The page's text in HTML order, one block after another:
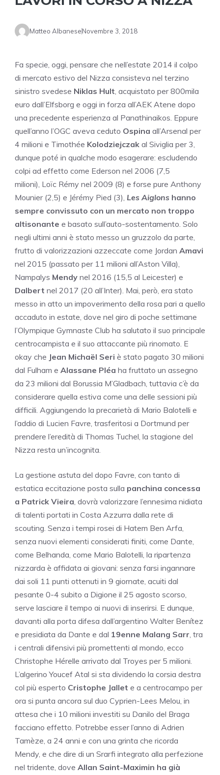
Matteo AlbaneseNovembre 3, 2018
Fa specie, oggi, pensare che nell’estate 2014 il colpo
di mercato estivo del Nizza consisteva nel terzino
sinistro svedese Niklas Hult, acquistato per 800mila
euro dall’Elfsborg e oggi in forza all’AEK Atene dopo
una precedente esperienza al Panathinaikos. Eppure
quell’anno l’OGC aveva ceduto Ospina all’Arsenal per
4 milioni e Timothée Kolodziejczak al Siviglia per 3,
dunque poté in qualche modo esagerare: escludendo
colpi ad effetto come Ederson nel 2006 (7,5
milioni), Loïc Rémy nel 2009 (8) e forse pure Anthony
Mounier (2,5) e Jérémy Pied (3), Les Aiglons hanno
sempre convissuto con un mercato non troppo
altisonante e basato sull’auto-sostentamento. Solo
negli ultimi anni è stato messo un gruzzolo da parte,
frutto di valorizzazioni azzeccate come Jordan Amavi
nel 2015 (passato per 11 milioni all’Aston Villa),
Nampalys Mendy nel 2016 (15,5 al Leicester) e
Dalbert nel 2017 (20 all’Inter). Mai, però, era stato
messo in atto un impoverimento della rosa pari a quello
accaduto in estate, dove nel giro di poche settimane
l’Olympique Gymnaste Club ha salutato il suo principale
centrocampista e il suo attaccante più rinomato. E
okay che Jean Michaël Seri è stato pagato 30 milioni
dal Fulham e Alassane Pléa ha fruttato un assegno
da 23 milioni dal Borussia M’Gladbach, tuttavia c’è da
considerare quella estiva come una delle sessioni più
difficili. Aggiungendo la precarietà di Mario Balotelli e
l’addio di Lucien Favre, trasferitosi a Dortmund per
prendere l’eredità di Thomas Tuchel, la stagione del
Nizza resta un’incognita.
La gestione astuta del dopo Favre, con tanto di
estatica eccitazione posta sulla panchina concessa
a Patrick Vieira, dovrà valorizzare l’ennesima nidiata
di talenti portati in Costa Azzurra dalla rete di
scouting. Senza i tempi rosei di Hatem Ben Arfa,
senza nuovi elementi considerati finiti, come Dante,
come Belhanda, come Mario Balotelli, la ripartenza
nizzarda è affidata ai giovani: senza farsi ingannare
dai soli 11 punti ottenuti in 9 giornate, acuiti dal
pesante 0-4 subito a Digione il 25 agosto scorso,
serve lasciare il tempo ai nuovi di inserirsi. E dunque,
davanti alla porta difesa dall’argentino Walter Benítez
e presidiata da Dante e dal 19enne Malang Sarr, tra
i centrali difensivi più promettenti al mondo, ecco
Christophe Hérelle arrivato dal Troyes per 5 milioni.
L’algerino Youcef Atal si sta dividendo la corsia destra
col più esperto Cristophe Jallet e a centrocampo per
ora si punta ancora sul duo Cyprien-Lees Melou, in
attesa che i 10 milioni investiti su Danilo del Braga
facciano effetto. Potrebbe esser l’anno di Adrien
Tamèze, a 24 anni e con una grinta che ricorda
Mendy, e che dire di un Srarfi integrato alla perfezione
nel tridente, dove Allan Saint-Maximin ha già